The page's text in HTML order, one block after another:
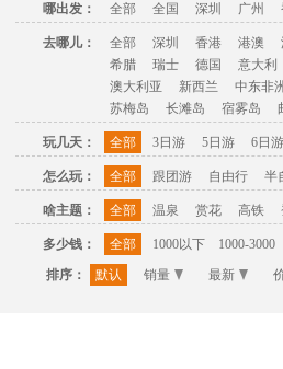
哪出发：
全部 全国 深圳 广州
去哪儿： 全部 深圳 香港 港澳
希腊
瑞士 德国 意大利
澳大利亚
新西兰 中东非
苏梅岛
长滩岛 宿雾岛
玩几天： 全部 3日游 5日游 6日游
怎么玩： 全部 跟团游 自由行 半
啥主题： 全部 温泉 赏花 高铁
多少钱： 全部 1000以下 1000-3000
排序：
默认 销量 最新